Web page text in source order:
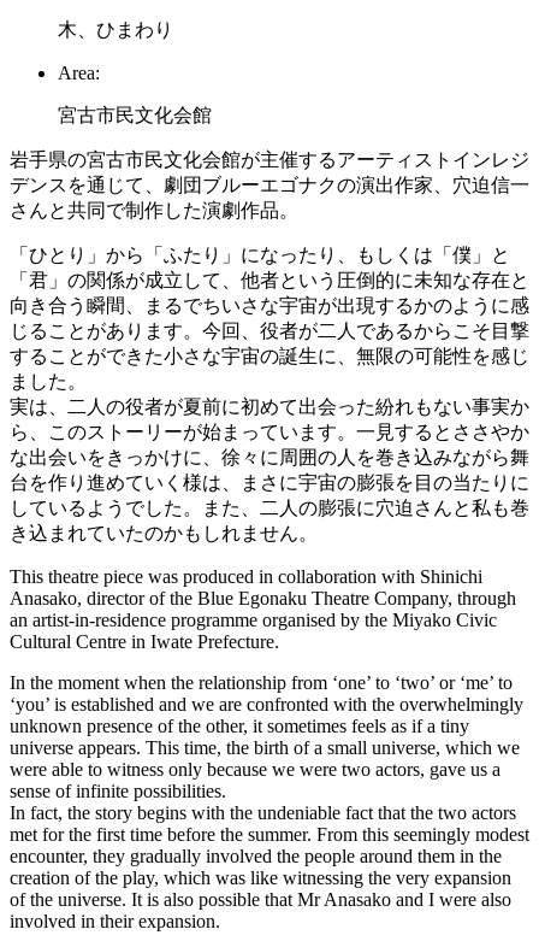
木、ひまわり
Area:
宮古市民文化会館
岩手県の宮古市民文化会館が主催するアーティストインレジ
デンスを通じて、劇団ブルーエゴナクの演出作家、穴迫信一
さんと共同で制作した演劇作品。
「ひとり」から「ふたり」になったり、もしくは「僕」と
「君」の関係が成立して、他者という圧倒的に未知な存在と
向き合う瞬間、まるでちいさな宇宙が出現するかのように感
じることがあります。今回、役者が二人であるからこそ目撃
することができた小さな宇宙の誕生に、無限の可能性を感じ
ました。
実は、二人の役者が夏前に初めて出会った紛れもない事実か
ら、このストーリーが始まっています。一見するとささやか
な出会いをきっかけに、徐々に周囲の人を巻き込みながら舞
台を作り進めていく様は、まさに宇宙の膨張を目の当たりに
しているようでした。また、二人の膨張に穴迫さんと私も巻
き込まれていたのかもしれません。
This theatre piece was produced in collaboration with Shinichi
Anasako, director of the Blue Egonaku Theatre Company, through
an artist-in-residence programme organised by the Miyako Civic
Cultural Centre in Iwate Prefecture.
In the moment when the relationship from ‘one’ to ‘two’ or ‘me’ to
‘you’ is established and we are confronted with the overwhelmingly
unknown presence of the other, it sometimes feels as if a tiny
universe appears. This time, the birth of a small universe, which we
were able to witness only because we were two actors, gave us a
sense of infinite possibilities.
In fact, the story begins with the undeniable fact that the two actors
met for the first time before the summer. From this seemingly modest
encounter, they gradually involved the people around them in the
creation of the play, which was like witnessing the very expansion
of the universe. It is also possible that Mr Anasako and I were also
involved in their expansion.